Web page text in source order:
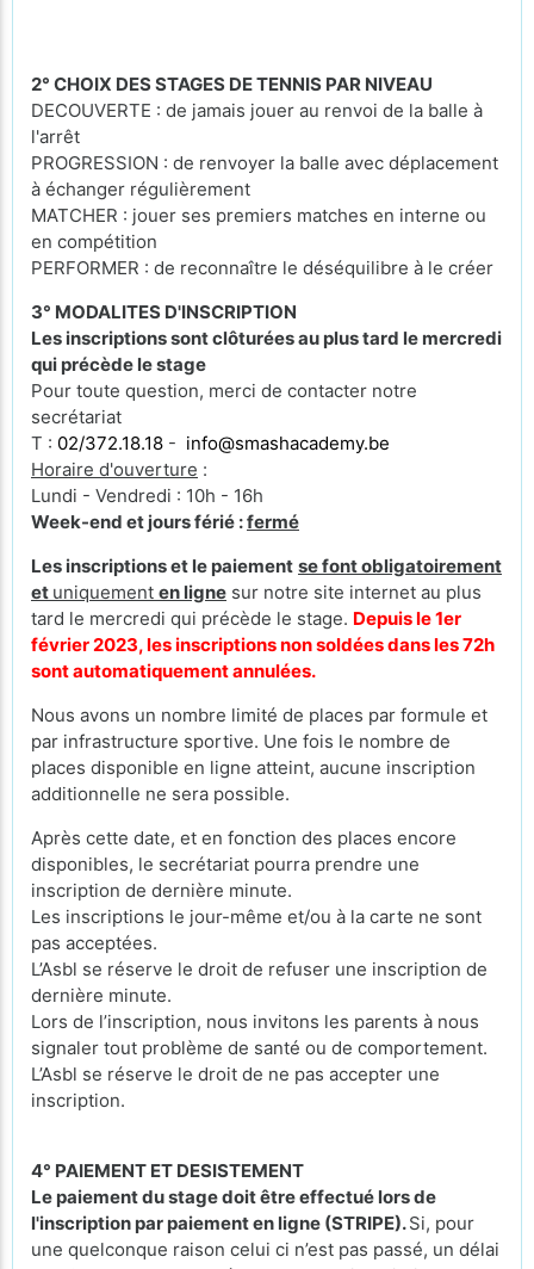
2° CHOIX DES STAGES DE TENNIS PAR NIVEAU
DECOUVERTE : de jamais jouer au renvoi de la balle à
l'arrêt
PROGRESSION : de renvoyer la balle avec déplacement
à échanger régulièrement
MATCHER : jouer ses premiers matches en interne ou
en compétition
PERFORMER : de reconnaître le déséquilibre à le créer
3° MODALITES D'INSCRIPTION
Les inscriptions sont clôturées au plus tard le mercredi
qui précède le stage
Pour toute question, merci de contacter notre
secrétariat
T : 02/372.18.18 - info@smashacademy.be
Horaire d'ouverture :
Lundi - Vendredi : 10h - 16h
Week-end et jours férié :fermé
Les inscriptions et le paiement se font obligatoirement
et uniquement en ligne sur notre site internet au plus
tard le mercredi qui précède le stage. Depuis le 1er
février 2023, les inscriptions non soldées dans les 72h
sont automatiquement annulées.
Nous avons un nombre limité de places par formule et
par infrastructure sportive. Une fois le nombre de
places disponible en ligne atteint, aucune inscription
additionnelle ne sera possible.
Après cette date, et en fonction des places encore
disponibles, le secrétariat pourra prendre une
inscription de dernière minute.
Les inscriptions le jour-même et/ou à la carte ne sont
pas acceptées.
L’Asbl se réserve le droit de refuser une inscription de
dernière minute.
Lors de l’inscription, nous invitons les parents à nous
signaler tout problème de santé ou de comportement.
L’Asbl se réserve le droit de ne pas accepter une
inscription.
4° PAIEMENT ET DESISTEMENT
Le paiement du stage doit être effectué lors de
l'inscription par paiement en ligne (STRIPE).Si, pour
une quelconque raison celui ci n’est pas passé, un délai